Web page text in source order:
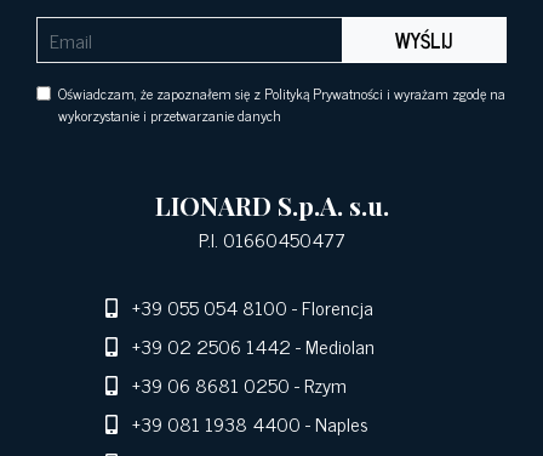
WYŚLIJ
Oświadczam, że zapoznałem się z Polityką Prywatności i wyrażam zgodę na
wykorzystanie i przetwarzanie danych
LIONARD S.p.A. s.u.
P.I. 01660450477
+39 055 054 8100- Florencja
+39 02 2506 1442- Mediolan
+39 06 8681 0250- Rzym
+39 081 1938 4400- Naples